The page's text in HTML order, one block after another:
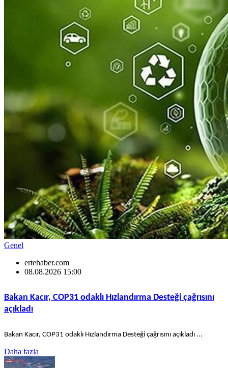
Genel
ertehaber.com
08.08.2026 15:00
Bakan Kacır, COP31 odaklı Hızlandırma Desteği çağrısını
açıkladı
Bakan Kacır, COP31 odaklı Hızlandırma Desteği çağrısını açıkladı ...
Daha fazla